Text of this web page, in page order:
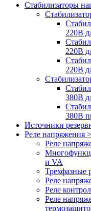
Стабилизаторы
220В
220В
220В
380В
380В
Источники
Реле напряжения >
Реле
и VA
Трехфазные
Реле
Реле
Реле